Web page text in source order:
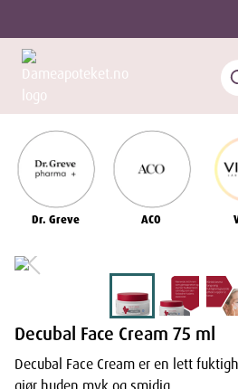
Dr. Greve ACO
Decubal Face Cream 75 ml
Decubal Face Cream er en lett